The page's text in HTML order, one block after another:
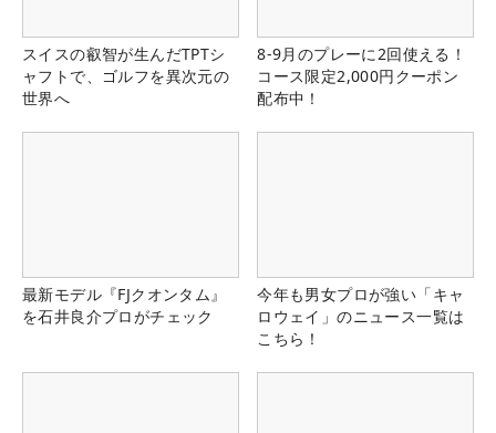
スイスの叡智が生んだTPTシ
ャフトで、ゴルフを異次元の
世界へ
8-9月のプレーに2回使える！
コース限定2,000円クーポン
配布中！
最新モデル『FJクオンタム』
を石井良介プロがチェック
今年も男女プロが強い「キャ
ロウェイ」のニュース一覧は
こちら！